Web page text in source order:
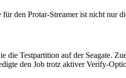
den Protar-Streamer ist nicht nur
Testpartition auf der Seagate.
den Job trotz aktiver Verify-